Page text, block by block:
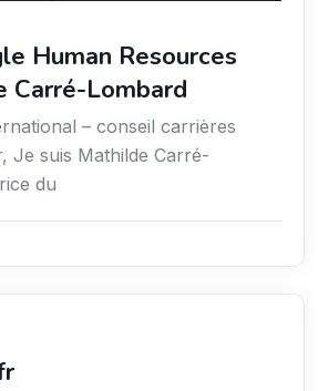
Human Resources
Carré-Lombard
– conseil carrières
Je suis Mathilde Carré-
du